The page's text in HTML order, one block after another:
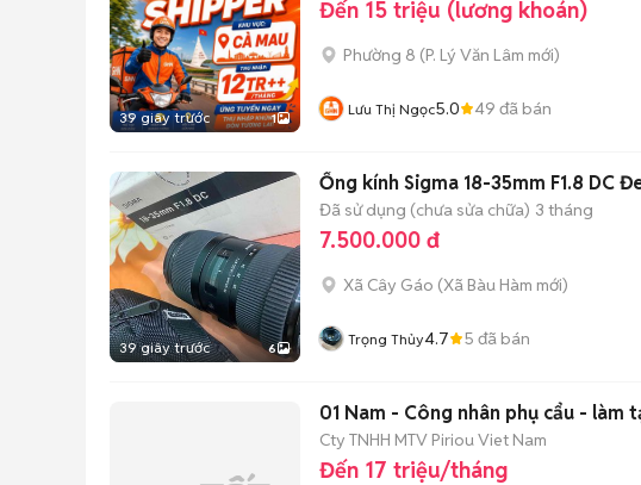
39 giây trước 1
Đến 15 triệu (lương khoán)
Phường 8 (P. Lý Văn Lâm mới)
Lưu Thị Ngọc5.0 49 đã bán
39 giây trước 6
Ống kính Sigma 18-35mm F1.8 DC
Đã sử dụng (chưa sửa chữa) 3 tháng
7.500.000 đ
Xã Cây Gáo (Xã Bàu Hàm mới)
Trọng Thủy4.7 5 đã bán
01 Nam - Công nhân phụ cẩu - làm
Cty TNHH MTV Piriou Viet Nam
Đến 17 triệu/tháng